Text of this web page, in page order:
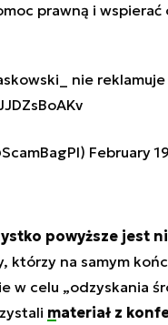
prawną i
nie reklamuje
February
powyższe jest
którzy na samym
w celu „odzyskania
materiał z